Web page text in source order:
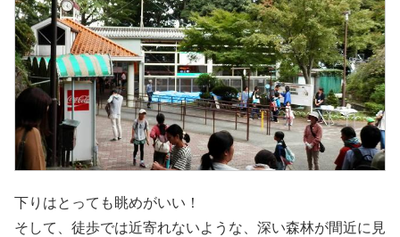
下りはとっても眺めがいい！
そして、徒歩では近寄れないような、深い森林が間近に見